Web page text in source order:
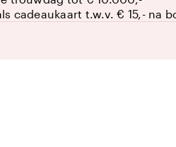
cadeaukaart t.w.v. € 15,- na